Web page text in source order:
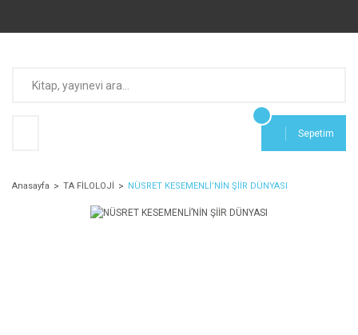
Sepetim
Anasayfa TA FİLOLOJİ NÜSRET KESEMENLİ’NİN ŞİİR DÜNYASI